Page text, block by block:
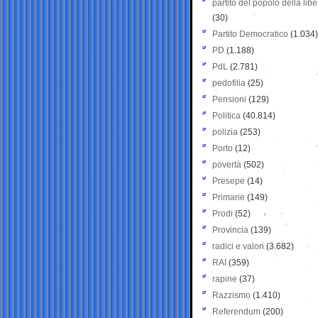
partito del popolo della
(30)
Partito Democratico (1.034)
PD (1.188)
PdL (2.781)
pedofilia (25)
Pensioni (129)
Politica (40.814)
polizia (253)
Porto (12)
povertà (502)
Presepe (14)
Primarie (149)
Prodi (52)
Provincia (139)
radici e valori (3.682)
RAI (359)
rapine (37)
Razzismo (1.410)
Referendum (200)